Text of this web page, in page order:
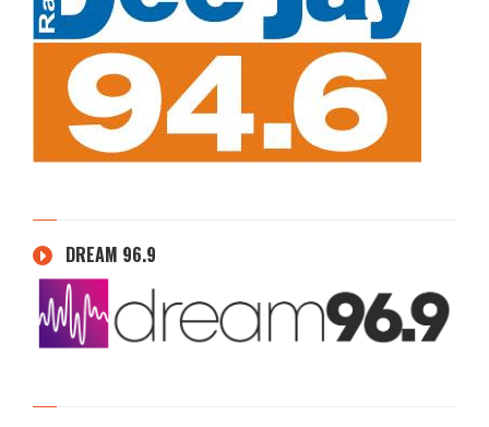
DREAM 96.9